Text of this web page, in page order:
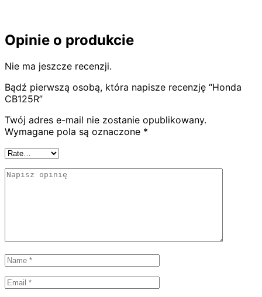
Opinie o produkcie
Nie ma jeszcze recenzji.
Bądź pierwszą osobą, która napisze recenzję “Honda
CB125R”
Twój adres e-mail nie zostanie opublikowany.
Wymagane pola są oznaczone *